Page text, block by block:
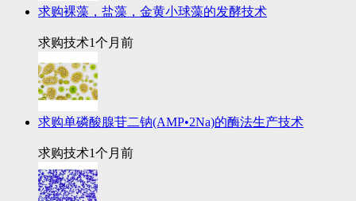
求购裸藻，盐藻，金黄小球藻的发酵技术
求购技术1个月前
求购单磷酸腺苷二钠(AMP•2Na)的酶法生产技术
求购技术1个月前